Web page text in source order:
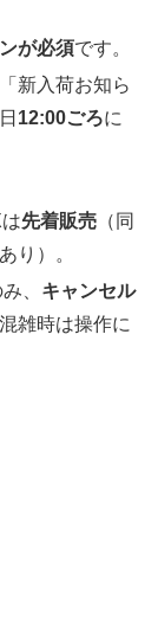
が必須です。
新入荷お知ら
12:00ごろに
先着販売 （同
り）。
、 キャンセル
雑時は操作に